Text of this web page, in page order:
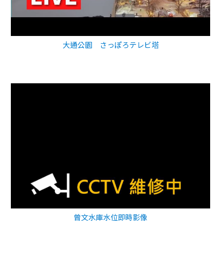
大通公園 さっぽろテレビ塔
曾文水庫水位即時影像